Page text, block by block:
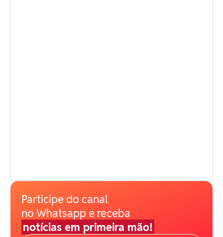
Participe do canal
no Whatsapp e receba
notícias em primeira mão!